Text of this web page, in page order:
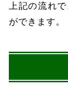
上記の流れ
ができます。